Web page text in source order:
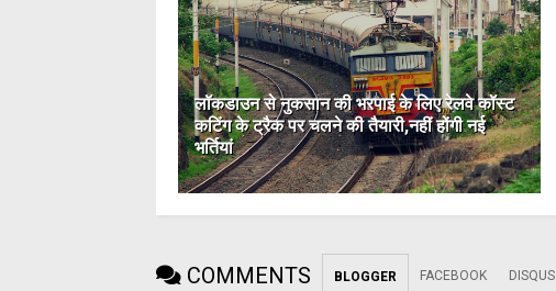
लॉकडाउन से नुकसान की भरपाई के लिए रेलवे कॉस्ट
कटिंग के ट्रैक पर चलने की तैयारी,नहीं होंगी नई
भर्तियां
COMMENTS BLOGGER FACEBOOK DISQUS